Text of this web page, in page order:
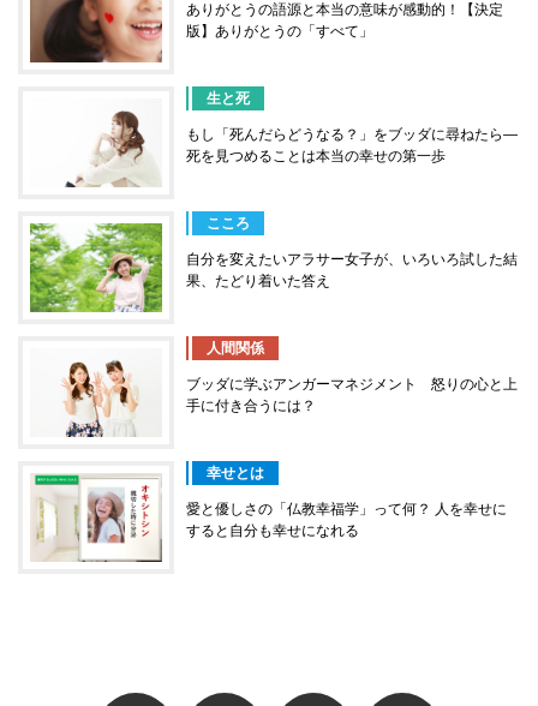
ありがとうの語源と本当の意味が感動的！【決定
版】ありがとうの「すべて」
生と死
もし「死んだらどうなる？」をブッダに尋ねたら―
死を見つめることは本当の幸せの第一歩
こころ
自分を変えたいアラサー女子が、いろいろ試した結
果、たどり着いた答え
人間関係
ブッダに学ぶアンガーマネジメント 怒りの心と上
手に付き合うには？
幸せとは
愛と優しさの「仏教幸福学」って何？ 人を幸せに
すると自分も幸せになれる